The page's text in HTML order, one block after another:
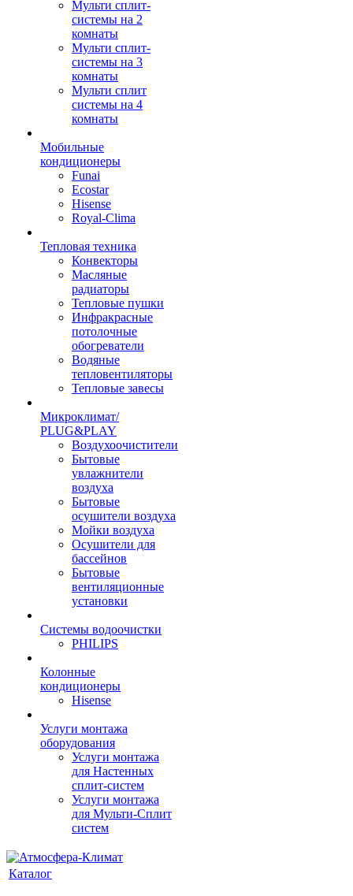
Мульти сплит-
системы на 2
комнаты
Мульти сплит-
системы на 3
комнаты
Мульти сплит
системы на 4
комнаты
Мобильные
кондиционеры
Funai
Ecostar
Hisense
Royal-Clima
Тепловая техника
Конвекторы
Масляные
радиаторы
Тепловые пушки
Инфракрасные
потолочные
обогреватели
Водяные
тепловентиляторы
Тепловые завесы
Микроклимат/
PLUG&PLAY
Воздухоочистители
Бытовые
увлажнители
воздуха
Бытовые
осушители воздуха
Мойки воздуха
Осушители для
бассейнов
Бытовые
вентиляционные
установки
Системы водоочистки
PHILIPS
Колонные
кондиционеры
Hisense
Услуги монтажа
оборудования
Услуги монтажа
для Настенных
сплит-систем
Услуги монтажа
для Мульти-Сплит
систем
Каталог